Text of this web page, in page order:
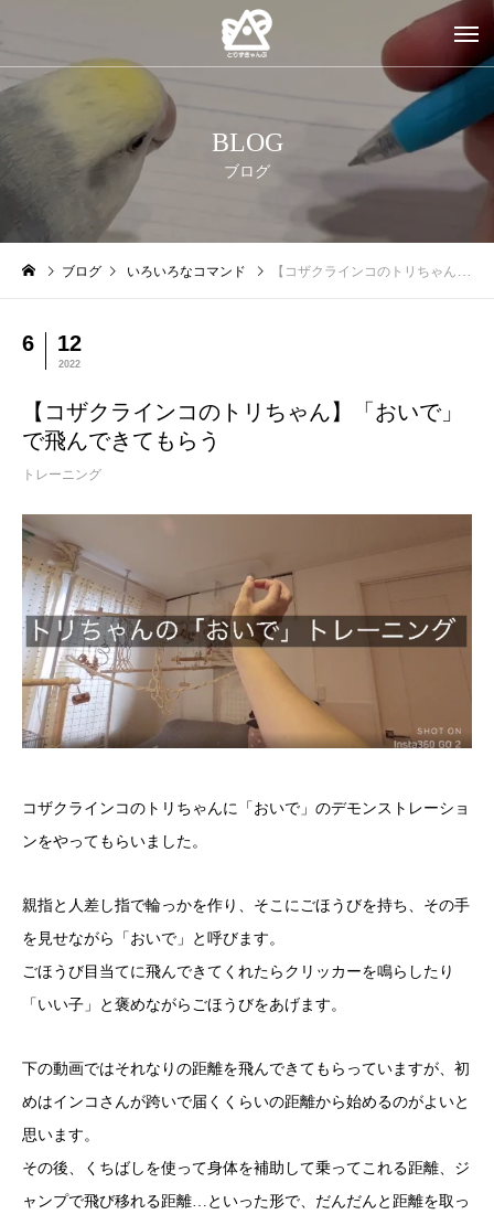
BLOG
ブログ
ブログ いろいろなコマンド 【コザクラインコのトリちゃん】「おいで」で飛んできてもらう
6 12
2022
【コザクラインコのトリちゃん】「おいで」
で飛んできてもらう
トレーニング
コザクラインコのトリちゃんに「おいで」のデモンストレーショ
ンをやってもらいました。
親指と人差し指で輪っかを作り、そこにごほうびを持ち、その手
を見せながら「おいで」と呼びます。
ごほうび目当てに飛んできてくれたらクリッカーを鳴らしたり
「いい子」と褒めながらごほうびをあげます。
下の動画ではそれなりの距離を飛んできてもらっていますが、初
めはインコさんが跨いで届くくらいの距離から始めるのがよいと
思います。
その後、くちばしを使って身体を補助して乗ってこれる距離、ジ
ャンプで飛び移れる距離…といった形で、だんだんと距離を取っ